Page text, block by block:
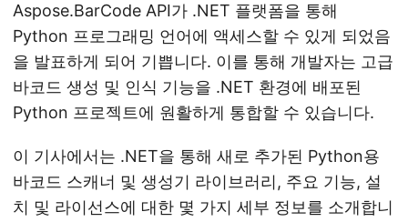
Aspose.BarCode API가 .NET 플랫폼을 통해
Python 프로그래밍 언어에 액세스할 수 있게 되었음
을 발표하게 되어 기쁩니다. 이를 통해 개발자는 고급
바코드 생성 및 인식 기능을 .NET 환경에 배포된
Python 프로젝트에 원활하게 통합할 수 있습니다.
이 기사에서는 .NET을 통해 새로 추가된 Python용
바코드 스캐너 및 생성기 라이브러리, 주요 기능, 설
치 및 라이선스에 대한 몇 가지 세부 정보를 소개합니